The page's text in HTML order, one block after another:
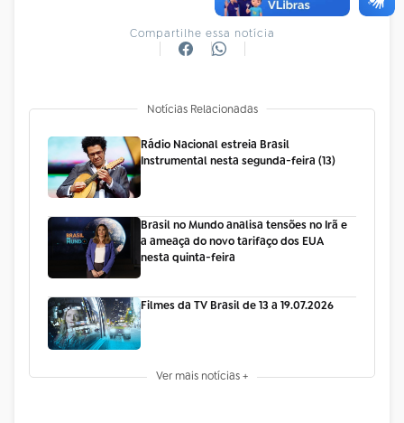
Compartilhe essa notícia
Notícias Relacionadas
Rádio Nacional estreia Brasil
Instrumental nesta segunda-feira (13)
Brasil no Mundo analisa tensões no Irã e
a ameaça do novo tarifaço dos EUA
nesta quinta-feira
Filmes da TV Brasil de 13 a 19.07.2026
Ver mais notícias +